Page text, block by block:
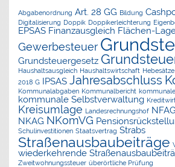
Abgabenordnung Art. 28 GG Bildung
Digitalisierung Doppik Doppikerleichterung
EPSAS Finanzausgleich Flächen-
Gewerbesteuer
Grundsteuergesetz
Haushaltsausgleich Haushaltswirtschaft Hebesätze
2018 G IPSAS Jahresabschluss
Kommunalabgaben Kommunalbericht
kommunale Selbstverwaltung
Kreisumlage Landesrechnungshof NFAG
NKAG NKomVG
Schulinvestitionen Staatsvertrag Strabs
Straßenausbaubeiträge
wiederkehrende
Zweitwohnungssteuer überörtliche Prüfung